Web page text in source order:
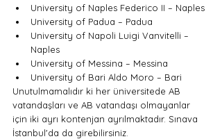
University of Naples Federico II – Naples
University of Padua – Padua
University of Napoli Luigi Vanvitelli –
Naples
University of Messina – Messina
University of Bari Aldo Moro – Bari
Unutulmamalıdır ki her üniversitede AB
vatandaşları ve AB vatandaşı olmayanlar
için iki ayrı kontenjan ayrılmaktadır. Sınava
İstanbul'da da girebilirsiniz.